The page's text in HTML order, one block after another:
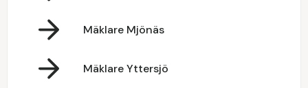
Mäklare Mjönäs
Mäklare Yttersjö